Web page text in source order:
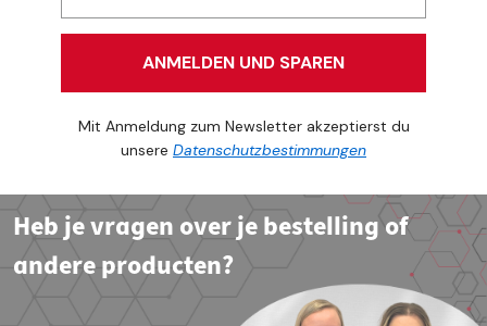
ANMELDEN UND SPAREN
Mit Anmeldung zum Newsletter akzeptierst du
unsere Datenschutzbestimmungen
Heb je vragen over je bestelling of
andere producten?